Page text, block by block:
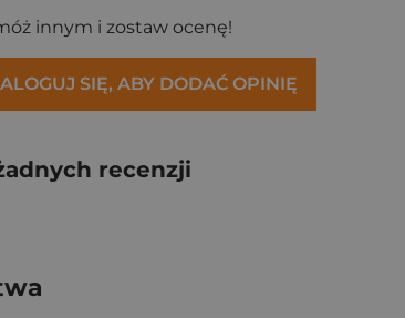
innym i zostaw ocenę!
SIĘ, ABY DODAĆ OPINIĘ
recenzji